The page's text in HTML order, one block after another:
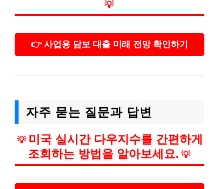
💡
👉 사업용 담보 대출 미래 전망 확인하기
자주 묻는 질문과 답변
💡 미국 실시간 다우지수를 간편하게
조회하는 방법을 알아보세요. 💡